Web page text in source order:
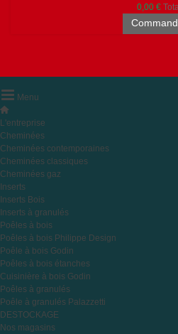
0,00 €
Menu
L'entreprise
Cheminées
Cheminées contemporaines
Cheminées classiques
Cheminées gaz
Inserts
Inserts Bois
Inserts à granulés
Poêles à bois
Poêles à bois Philippe Design
Poêle à bois Godin
Poêles à bois étanches
Cuisinière à bois Godin
Poêles à granulés
Poêle à granulés Palazzetti
DESTOCKAGE
Nos magasins